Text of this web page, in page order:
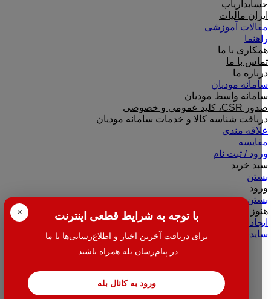
× با توجه به شرایط قطعی اینترنت
برای دریافت آخرین اخبار و اطلاع‌رسانی‌ها با ما
در پیام‌رسان بله همراه باشید.
ورود به کانال بله
حسابداریاب
ایران مالیات
مقالات آموزشی
راهنما
همکاری با ما
تماس با ما
درباره ما
سامانه مودیان
سامانه واسط مودیان
صدور CSR، کلید عمومی و خصوصی
دریافت شناسه کالا و خدمات سامانه مودیان
علاقه مندی
مقایسه
ورود / ثبت نام
سبد خرید
بستن
ورود
بستن
هنوز حساب کاربری ندارید؟
ایجاد حساب کاربری
سایدبار